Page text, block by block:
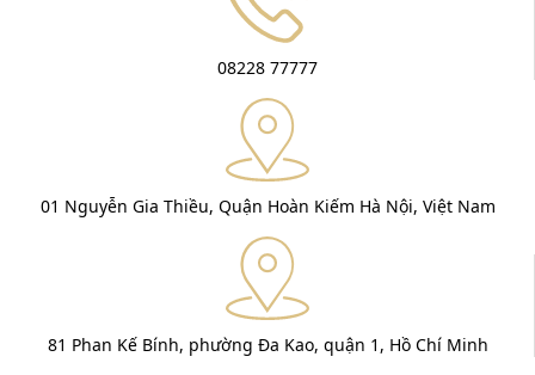
08228 77777
01 Nguyễn Gia Thiều, Quận Hoàn Kiếm Hà Nội, Việt Nam
81 Phan Kế Bính, phường Đa Kao, quận 1, Hồ Chí Minh